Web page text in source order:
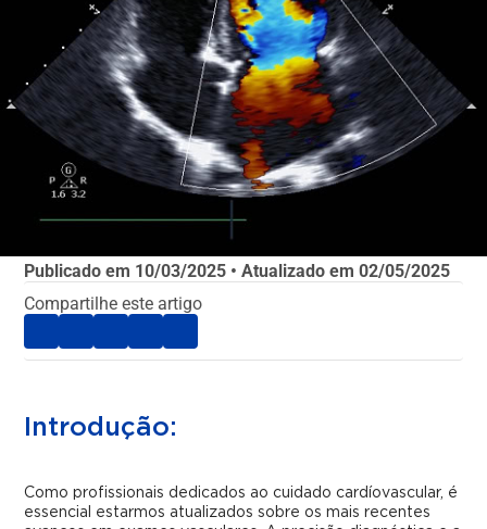
Publicado em 10/03/2025 • Atualizado em02/05/2025
Compartilhe este artigo
Introdução:
Como profissionais dedicados ao cuidado cardíovascular, é
essencial estarmos atualizados sobre os mais recentes